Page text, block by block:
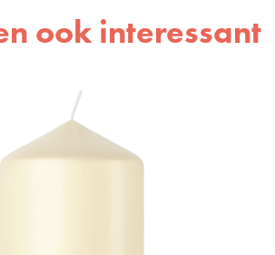
ook interessant